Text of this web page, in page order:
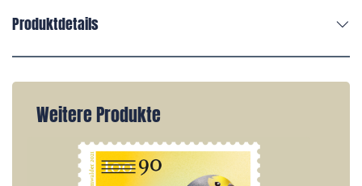
Produktdetails
Weitere Produkte